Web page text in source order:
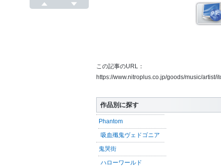
この記事のURL：
https://www.nitroplus.co.jp/goods/music/
作品別に探す
Phantom
吸血殲鬼ヴェドゴニア
鬼哭街
ハローワールド